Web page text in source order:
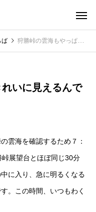
ば 狩勝峠の雲海もやっぱりきれいに見えるんです
いに見えるんで
雲海を確認するため７：
展望台とほぼ同じ30分
に入り、急に明るくなる
。この時間、いつもわく